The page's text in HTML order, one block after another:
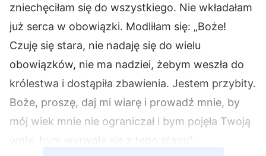
zniechęciłam się do wszystkiego. Nie wkładałam
już serca w obowiązki. Modliłam się: „Boże!
Czuję się stara, nie nadaję się do wielu
obowiązków, nie ma nadziei, żebym weszła do
królestwa i dostąpiła zbawienia. Jestem przybity.
Boże, proszę, daj mi wiarę i prowadź mnie, by
mój wiek mnie nie ograniczał i bym pojęła Twoją
wolę, bym wyrwała się z tego stanu”.